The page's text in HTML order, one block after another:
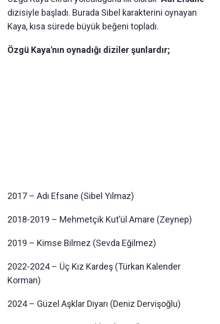
dizisiyle başladı. Burada Sibel karakterini oynayan
Kaya, kısa sürede büyük beğeni topladı.
Özgü Kaya'nın oynadığı diziler şunlardır;
2017 – Adı Efsane (Sibel Yılmaz)
2018-2019 – Mehmetçik Kut’ül Amare (Zeynep)
2019 – Kimse Bilmez (Sevda Eğilmez)
2022-2024 – Üç Kız Kardeş (Türkan Kalender
Korman)
2024 – Güzel Aşklar Diyarı (Deniz Dervişoğlu)